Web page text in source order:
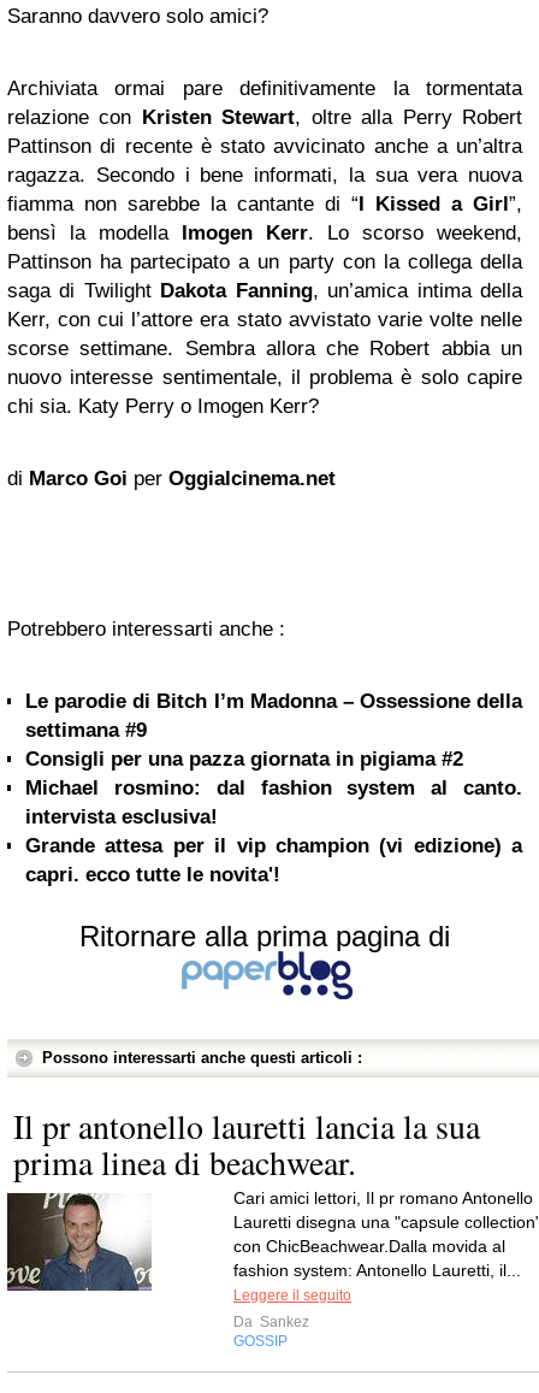
Saranno davvero solo amici?
Archiviata ormai pare definitivamente la tormentata
relazione con Kristen Stewart, oltre alla Perry Robert
Pattinson di recente è stato avvicinato anche a un’altra
ragazza. Secondo i bene informati, la sua vera nuova
fiamma non sarebbe la cantante di “I Kissed a Girl”,
bensì la modella Imogen Kerr. Lo scorso weekend,
Pattinson ha partecipato a un party con la collega della
saga di Twilight Dakota Fanning, un’amica intima della
Kerr, con cui l’attore era stato avvistato varie volte nelle
scorse settimane. Sembra allora che Robert abbia un
nuovo interesse sentimentale, il problema è solo capire
chi sia. Katy Perry o Imogen Kerr?
di Marco Goi per Oggialcinema.net
Potrebbero interessarti anche :
Le parodie di Bitch I’m Madonna – Ossessione della
settimana #9
Consigli per una pazza giornata in pigiama #2
Michael rosmino: dal fashion system al canto.
intervista esclusiva!
Grande attesa per il vip champion (vi edizione) a
capri. ecco tutte le novita'!
Ritornare alla prima pagina di
Possono interessarti anche questi articoli :
Il pr antonello lauretti lancia la sua
prima linea di beachwear.
Cari amici lettori, Il pr romano Antonello
Lauretti disegna una "capsule
con ChicBeachwear.Dalla movida al
fashion system: Antonello Lauretti, il...
Leggere il seguito
Da Sankez
GOSSIP